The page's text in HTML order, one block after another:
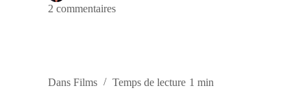
2 commentaires
Dans Films Temps de lecture 1 min